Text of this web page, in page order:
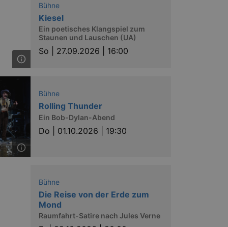
Bühne
Kiesel
Ein poetisches Klangspiel zum
Staunen und Lauschen (UA)
So | 27.09.2026 | 16:00
Bühne
Rolling Thunder
Ein Bob-Dylan-Abend
Do | 01.10.2026 | 19:30
Bühne
Die Reise von der Erde zum
Mond
Raumfahrt-Satire nach Jules Verne
the end user uses the
may have seen before
from OneTrust. It
the site uses and
for the use of each
cookies in each category
is not given. The cookie
visitors to the site will
no information that can